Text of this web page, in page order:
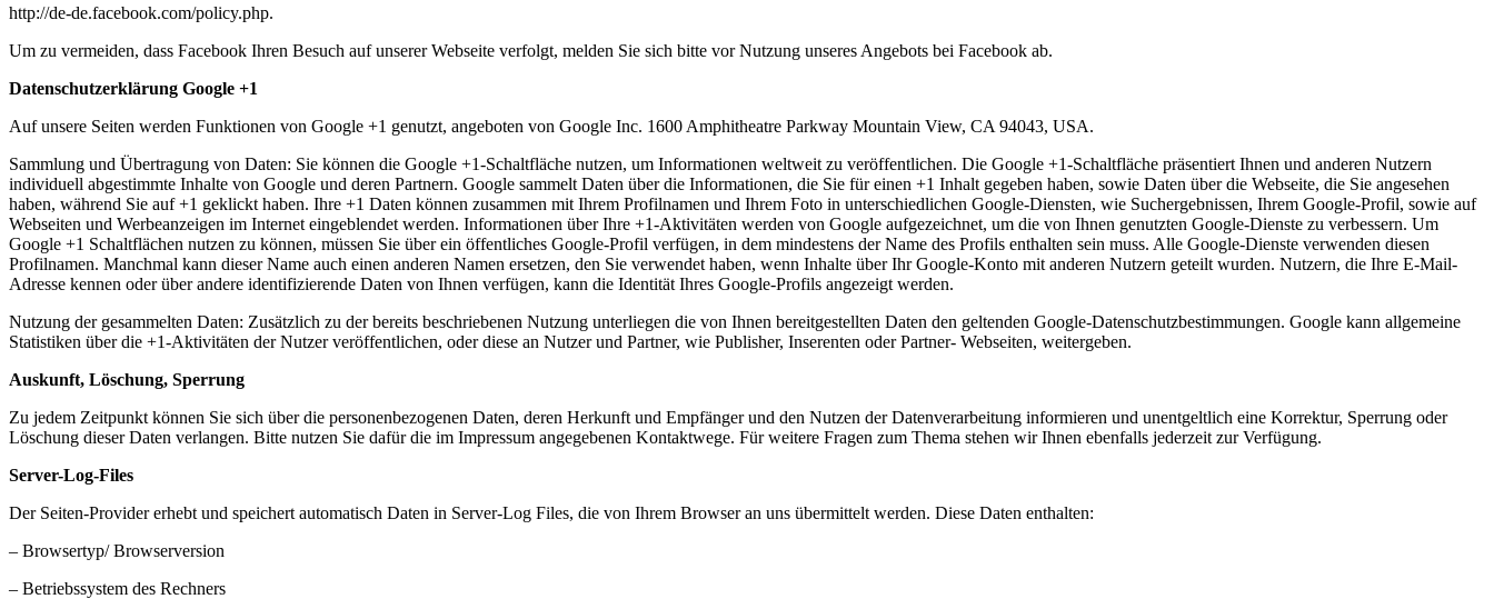
http://de-de.facebook.com/policy.php.
Um zu vermeiden, dass Facebook Ihren Besuch auf unserer Webseite verfolgt, melden Sie sich bitte vor Nutzung unseres Angebots bei Facebook ab.
Datenschutzerklärung Google +1
Auf unsere Seiten werden Funktionen von Google +1 genutzt, angeboten von Google Inc. 1600 Amphitheatre Parkway Mountain View, CA 94043, USA.
Sammlung und Übertragung von Daten: Sie können die Google +1-Schaltfläche nutzen, um Informationen weltweit zu veröffentlichen. Die Google +1-Schaltfläche präsentiert Ihnen und anderen Nutzern
individuell abgestimmte Inhalte von Google und deren Partnern. Google sammelt Daten über die Informationen, die Sie für einen +1 Inhalt gegeben haben, sowie Daten über die Webseite, die Sie angesehen
haben, während Sie auf +1 geklickt haben. Ihre +1 Daten können zusammen mit Ihrem Profilnamen und Ihrem Foto in unterschiedlichen Google-Diensten, wie Suchergebnissen, Ihrem Google-Profil, sowie auf
Webseiten und Werbeanzeigen im Internet eingeblendet werden. Informationen über Ihre +1-Aktivitäten werden von Google aufgezeichnet, um die von Ihnen genutzten Google-Dienste zu verbessern. Um
Google +1 Schaltflächen nutzen zu können, müssen Sie über ein öffentliches Google-Profil verfügen, in dem mindestens der Name des Profils enthalten sein muss. Alle Google-Dienste verwenden diesen
Profilnamen. Manchmal kann dieser Name auch einen anderen Namen ersetzen, den Sie verwendet haben, wenn Inhalte über Ihr Google-Konto mit anderen Nutzern geteilt wurden. Nutzern, die Ihre E-Mail-
Adresse kennen oder über andere identifizierende Daten von Ihnen verfügen, kann die Identität Ihres Google-Profils angezeigt werden.
Nutzung der gesammelten Daten: Zusätzlich zu der bereits beschriebenen Nutzung unterliegen die von Ihnen bereitgestellten Daten den geltenden Google-Datenschutzbestimmungen. Google kann allgemeine
Statistiken über die +1-Aktivitäten der Nutzer veröffentlichen, oder diese an Nutzer und Partner, wie Publisher, Inserenten oder Partner- Webseiten, weitergeben.
Auskunft, Löschung, Sperrung
Zu jedem Zeitpunkt können Sie sich über die personenbezogenen Daten, deren Herkunft und Empfänger und den Nutzen der Datenverarbeitung informieren und unentgeltlich eine Korrektur, Sperrung oder
Löschung dieser Daten verlangen. Bitte nutzen Sie dafür die im Impressum angegebenen Kontaktwege. Für weitere Fragen zum Thema stehen wir Ihnen ebenfalls jederzeit zur Verfügung.
Server-Log-Files
Der Seiten-Provider erhebt und speichert automatisch Daten in Server-Log Files, die von Ihrem Browser an uns übermittelt werden. Diese Daten enthalten:
– Browsertyp/ Browserversion
– Betriebssystem des Rechners